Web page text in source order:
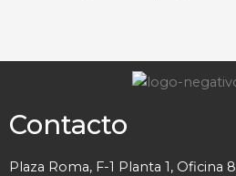
Contacto
Plaza Roma, F-1 Planta 1, Oficina 8